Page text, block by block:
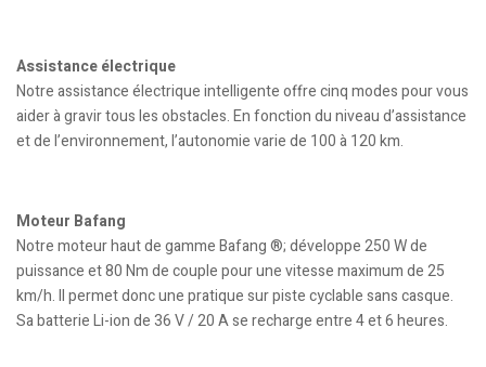
Assistance électrique
Notre assistance électrique intelligente offre cinq modes pour vous
aider à gravir tous les obstacles. En fonction du niveau d’assistance
et de l’environnement, l’autonomie varie de 100 à 120 km.
Moteur Bafang
Notre moteur haut de gamme Bafang ®; développe 250 W de
puissance et 80 Nm de couple pour une vitesse maximum de 25
km/h. Il permet donc une pratique sur piste cyclable sans casque.
Sa batterie Li-ion de 36 V / 20 A se recharge entre 4 et 6 heures.